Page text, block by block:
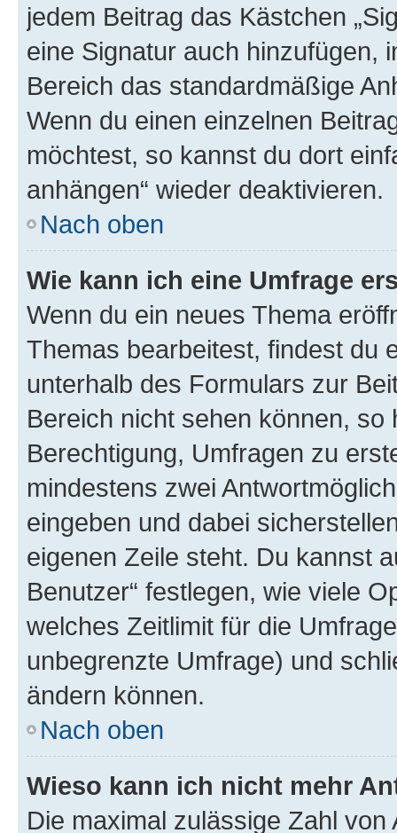
jedem Beitrag das Kästchen
eine Signatur auch hinzufügen,
Bereich das standardmäßige
Wenn du einen einzelnen
möchtest, so kannst du dort
anhängen“ wieder deaktivieren.
Nach oben
Wie kann ich eine Umfrage
Wenn du ein neues Thema
Themas bearbeitest, findest du
unterhalb des Formulars zur
Bereich nicht sehen können,
Berechtigung, Umfragen zu
mindestens zwei
eingeben und dabei
eigenen Zeile steht. Du kannst
Benutzer“ festlegen, wie viele
welches Zeitlimit für die
unbegrenzte Umfrage) und
ändern können.
Nach oben
Wieso kann ich nicht mehr
Die maximal zulässige Zahl